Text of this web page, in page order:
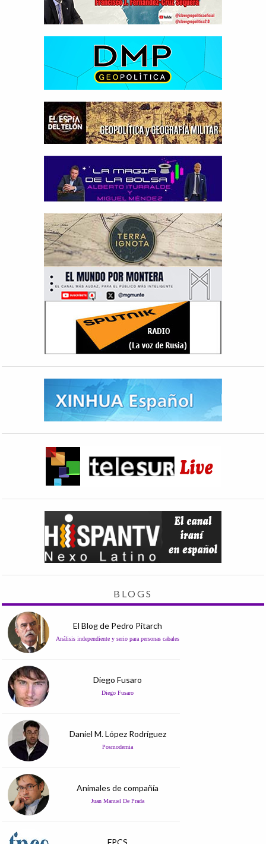
BLOGS
El Blog de Pedro Pitarch
Análisis independiente y serio para personas cabales
Diego Fusaro
Diego Fusaro
Daniel M. López Rodríguez
Posmodernia
Animales de compañía
Juan Manuel De Prada
FPCS